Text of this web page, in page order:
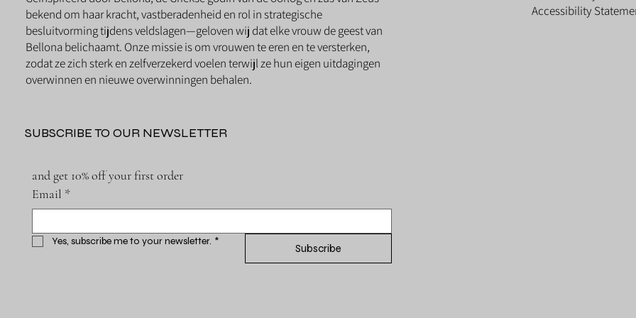
bekend om haar kracht, vastberadenheid en rol in strategische
besluitvorming tijdens veldslagen—geloven wij dat elke vrouw de geest van
Bellona belichaamt. Onze missie is om vrouwen te eren en te versterken,
zodat ze zich sterk en zelfverzekerd voelen terwijl ze hun eigen uitdagingen
overwinnen en nieuwe overwinningen behalen.
SUBSCRIBE TO OUR NEWSLETTER
and get 10% off your first order
Email *
Yes, subscribe me to your newsletter. *
Subscribe
Accessibility